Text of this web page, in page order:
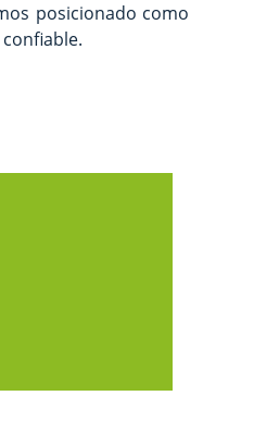
posicionado como